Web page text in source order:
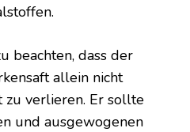
beachten, dass der
allein nicht
zu verlieren. Er sollte
und ausgewogenen